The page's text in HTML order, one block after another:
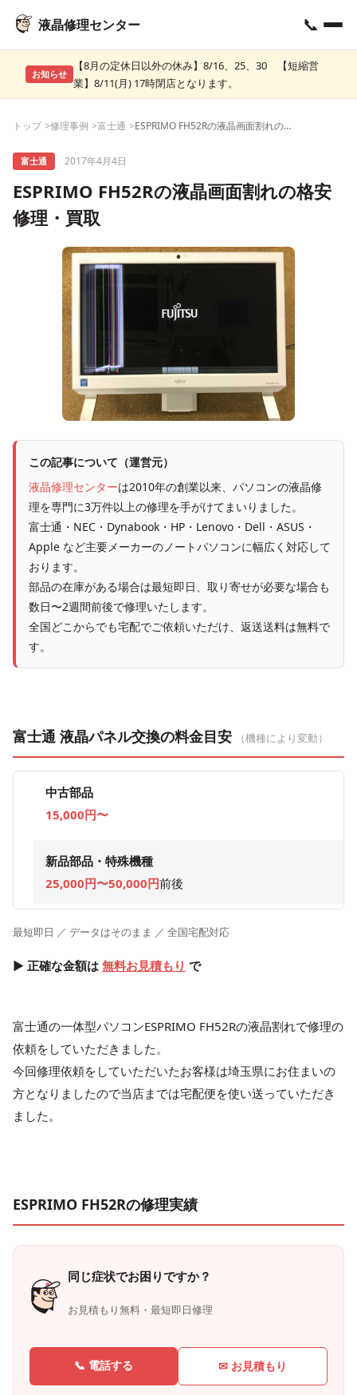
液晶修理センター 📞
お知らせ
【8月の定休日以外の休み】8/16、25、30 【短縮営
業】8/11(月) 17時閉店となります。
トップ 修理事例 富士通 ESPRIMO FH52Rの液晶画面割れの格安修理・買取
富士通 2017年4月4日
ESPRIMO FH52Rの液晶画面割れの格安
修理・買取
この記事について（運営元）
液晶修理センターは2010年の創業以来、パソコンの液晶修
理を専門に3万件以上の修理を手がけてまいりました。
富士通・NEC・Dynabook・HP・Lenovo・Dell・ASUS・
Apple など主要メーカーのノートパソコンに幅広く対応して
おります。
部品の在庫がある場合は最短即日、取り寄せが必要な場合も
数日〜2週間前後で修理いたします。
全国どこからでも宅配でご依頼いただけ、返送送料は無料で
す。
富士通 液晶パネル交換の料金目安 （機種により変動）
中古部品
15,000円〜
新品部品・特殊機種
25,000円〜50,000円前後
最短即日 ／ データはそのまま ／ 全国宅配対応
▶ 正確な金額は 無料お見積もり で
富士通の一体型パソコンESPRIMO FH52Rの液晶割れで修理の
依頼をしていただきました。
今回修理依頼をしていただいたお客様は埼玉県にお住まいの
方となりましたので当店までは宅配便を使い送っていただき
ました。
ESPRIMO FH52Rの修理実績
同じ症状でお困りですか？
お見積もり無料・最短即日修理
📞 電話する ✉ お見積もり